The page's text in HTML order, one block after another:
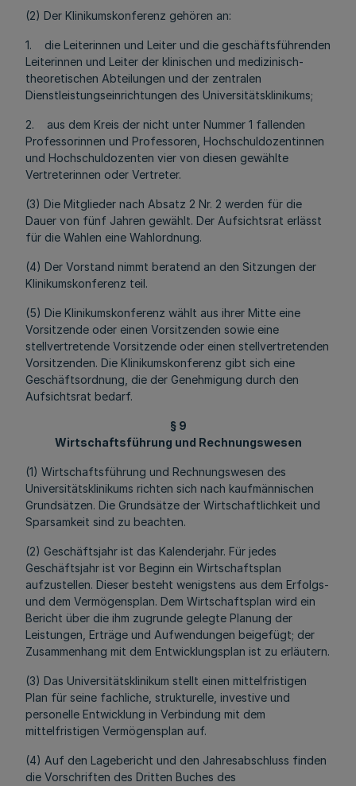
(2) Der Klinikumskonferenz gehören an:
1. die Leiterinnen und Leiter und die geschäftsführenden
Leiterinnen und Leiter der klinischen und medizinisch-
theoretischen Abteilungen und der zentralen
Dienstleistungseinrichtungen des Universitätsklinikums;
2. aus dem Kreis der nicht unter Nummer 1 fallenden
Professorinnen und Professoren, Hochschuldozentinnen
und Hochschuldozenten vier von diesen gewählte
Vertreterinnen oder Vertreter.
(3) Die Mitglieder nach Absatz 2 Nr. 2 werden für die
Dauer von fünf Jahren gewählt. Der Aufsichtsrat erlässt
für die Wahlen eine Wahlordnung.
(4) Der Vorstand nimmt beratend an den Sitzungen der
Klinikumskonferenz teil.
(5) Die Klinikumskonferenz wählt aus ihrer Mitte eine
Vorsitzende oder einen Vorsitzenden sowie eine
stellvertretende Vorsitzende oder einen stellvertretenden
Vorsitzenden. Die Klinikumskonferenz gibt sich eine
Geschäftsordnung, die der Genehmigung durch den
Aufsichtsrat bedarf.
§ 9
Wirtschaftsführung und Rechnungswesen
(1) Wirtschaftsführung und Rechnungswesen des
Universitätsklinikums richten sich nach kaufmännischen
Grundsätzen. Die Grundsätze der Wirtschaftlichkeit und
Sparsamkeit sind zu beachten.
(2) Geschäftsjahr ist das Kalenderjahr. Für jedes
Geschäftsjahr ist vor Beginn ein Wirtschaftsplan
aufzustellen. Dieser besteht wenigstens aus dem Erfolgs-
und dem Vermögensplan. Dem Wirtschaftsplan wird ein
Bericht über die ihm zugrunde gelegte Planung der
Leistungen, Erträge und Aufwendungen beigefügt; der
Zusammenhang mit dem Entwicklungsplan ist zu erläutern.
(3) Das Universitätsklinikum stellt einen mittelfristigen
Plan für seine fachliche, strukturelle, investive und
personelle Entwicklung in Verbindung mit dem
mittelfristigen Vermögensplan auf.
(4) Auf den Lagebericht und den Jahresabschluss finden
die Vorschriften des Dritten Buches des